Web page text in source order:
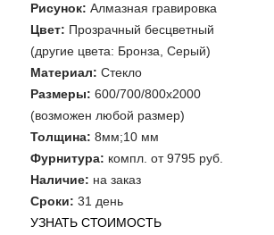
Рисунок: Алмазная гравировка
Цвет: Прозрачный бесцветный
(другие цвета: Бронза, Серый)
Материал: Стекло
Размеры: 600/700/800х2000
(возможен любой размер)
Толщина: 8мм;10 мм
Фурнитура: компл. от 9795 руб.
Наличие: на заказ
Сроки: 31 день
УЗНАТЬ СТОИМОСТЬ